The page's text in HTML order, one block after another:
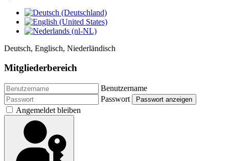
Deutsch, Englisch, Niederländisch
Mitgliederbereich
Benutzername
Passwort
Passwort anzeigen
Angemeldet bleiben